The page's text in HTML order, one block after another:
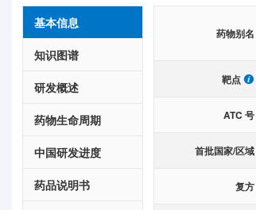
基本信息
知识图谱
研发概述
药物生命周期
中国研发进度
药品说明书
药物别名
靶点
ATC 号
首批国家/区域
复方